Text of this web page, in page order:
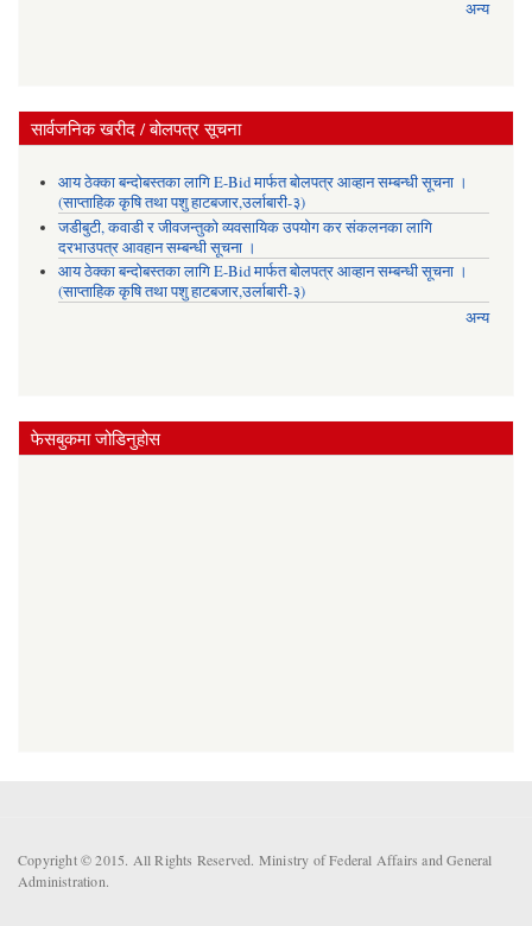
अन्य
सार्वजनिक खरीद / बोलपत्र सूचना
आय ठेक्का बन्दोबस्तका लागि E-Bid मार्फत बोलपत्र आव्हान सम्बन्धी सूचना ।
(साप्ताहिक कृषि तथा पशु हाटबजार,उर्लाबारी-३)
जडीबुटी, कवाडी र जीवजन्तुको व्यवसायिक उपयोग कर संकलनका लागि
दरभाउपत्र आवहान सम्बन्धी सूचना ।
आय ठेक्का बन्दोबस्तका लागि E-Bid मार्फत बोलपत्र आव्हान सम्बन्धी सूचना ।
(साप्ताहिक कृषि तथा पशु हाटबजार,उर्लाबारी-३)
अन्य
फेसबुकमा जोडिनुहोस
Copyright © 2015. All Rights Reserved. Ministry of Federal Affairs and General
Administration.